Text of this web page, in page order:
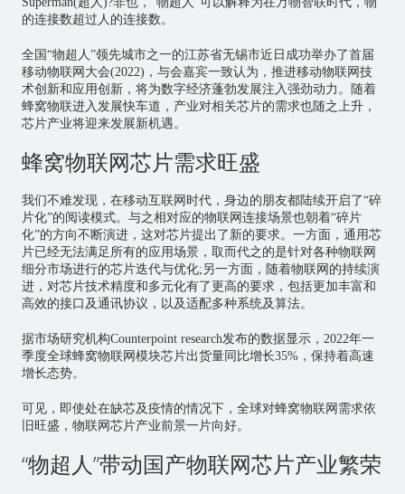
的连接数超过人的连接数。
全国“物超人”领先城市之一的江苏省无锡市近日成功举办了首届
移动物联网 大会(2022)，与会嘉宾一致认为，推进移动物联网 技
术创新和应用创新，将为数字经济蓬勃发展注入强劲动力。随着
蜂窝物联进入发展快车道，产业对相关芯片的需求也随之上升，
芯片产业将迎来发展新机遇。
蜂窝物联网芯片需求旺盛
我们不难发现，在移动互联网时代，身边的朋友都陆续开启了“碎
片化”的阅读模式。与之相对应的物联网连接场景也朝着“碎片
化”的方向不断演进，这对芯片提出了新的要求。一方面，通用芯
片已经无法满足所有的应用场景，取而代之的是针对各种物联网
细分市场进行的芯片迭代与优化;另一方面，随着物联网的持续演
进，对芯片技术精度和多元化有了更高的要求，包括更加丰富和
高效的接口及通讯协议，以及适配多种系统及算法。
据市场研究机构Counterpoint research发布的数据显示，2022年一
季度全球蜂窝物联网模块芯片出货量同比增长35%，保持着高速
增长态势。
可见，即使处在缺芯及疫情的情况下，全球对蜂窝物联网需求依
旧旺盛，物联网芯片产业前景一片向好。
“物超人”带动国产物联网芯片产业繁荣